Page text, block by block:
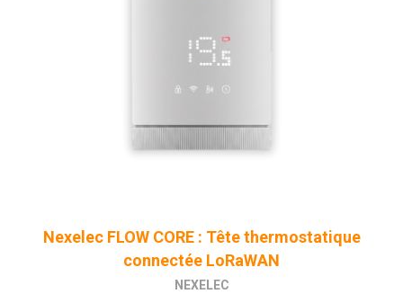
Nexelec FLOW CORE : Tête thermostatique
connectée LoRaWAN
NEXELEC